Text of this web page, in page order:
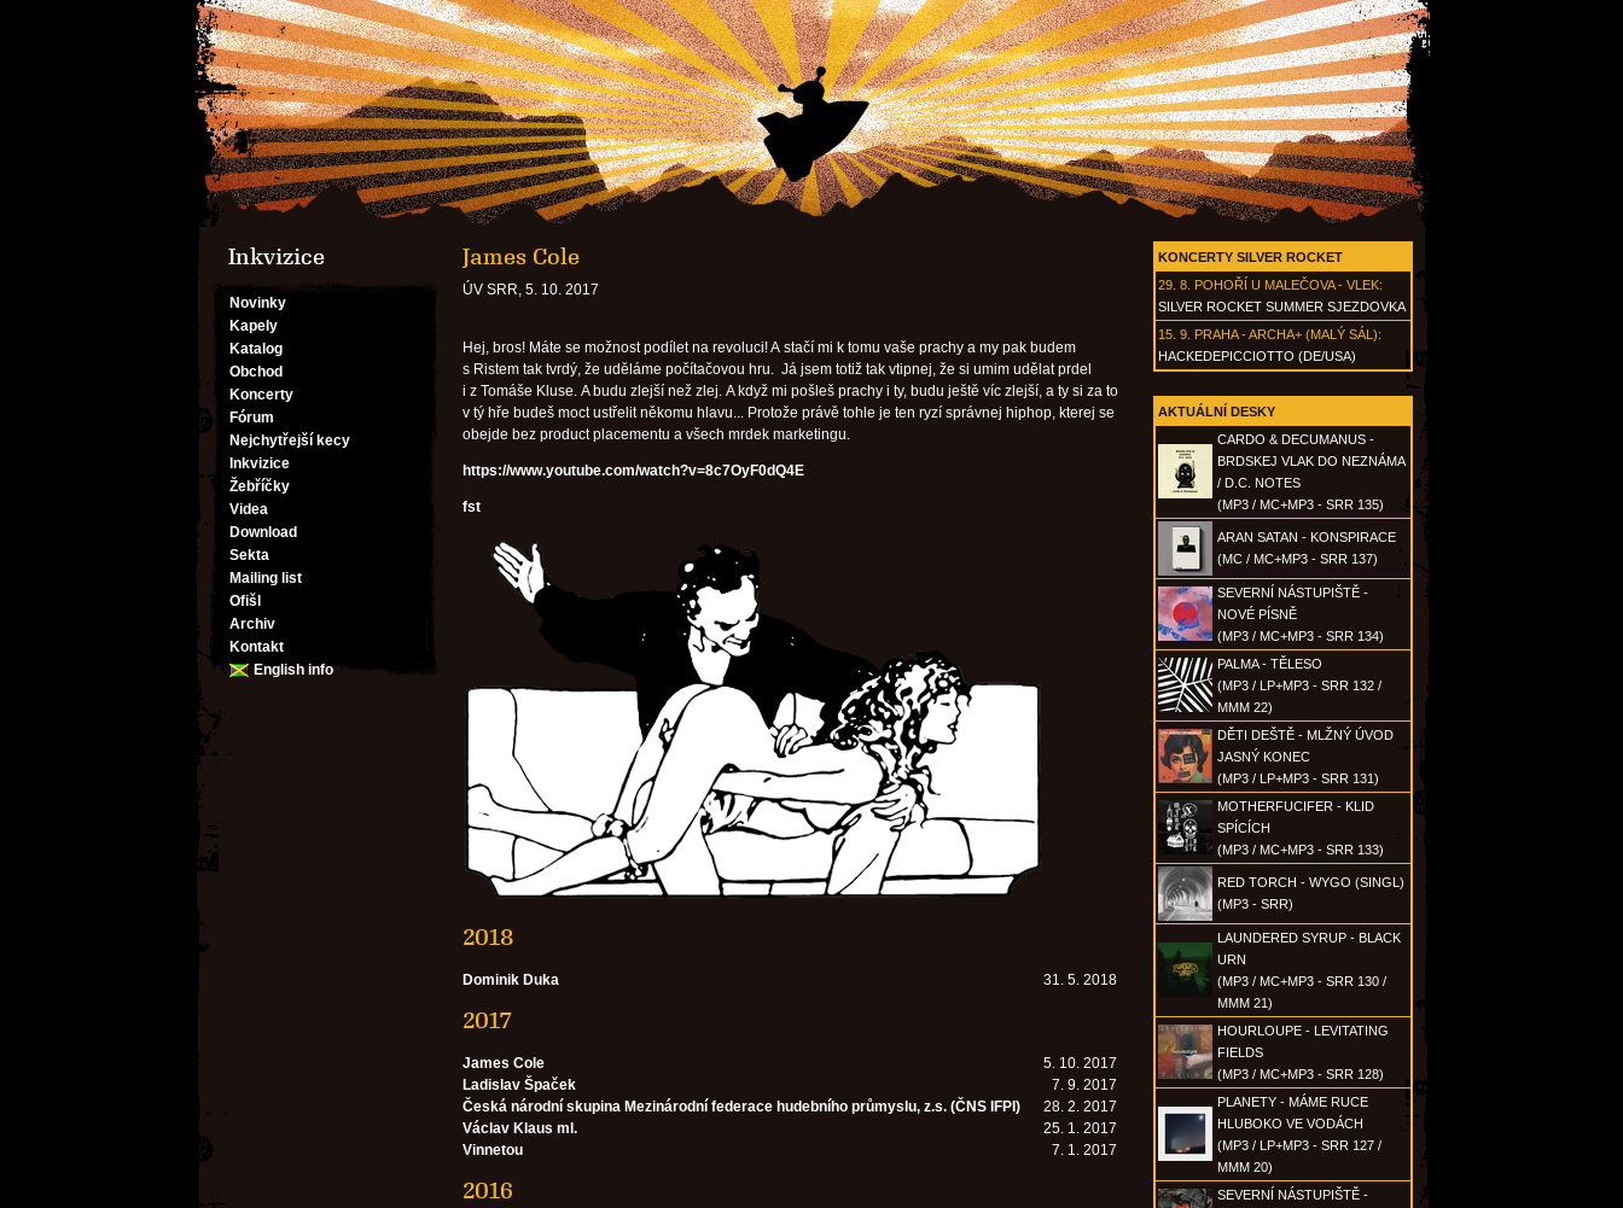
Inkvizice
Novinky
Kapely
Katalog
Obchod
Koncerty
Fórum
Nejchytřejší kecy
Inkvizice
Žebříčky
Videa
Download
Sekta
Mailing list
Ofišl
Archiv
Kontakt
English info
KONCERTY SILVER ROCKET
29. 8. POHOŘÍ U MALEČOVA - VLEK:
SILVER ROCKET SUMMER SJEZDOVKA
15. 9. PRAHA - ARCHA+ (MALÝ SÁL):
HACKEDEPICCIOTTO (DE/USA)
AKTUÁLNÍ DESKY
CARDO & DECUMANUS -
BRDSKEJ VLAK DO NEZNÁMA
/ D.C. NOTES
(MP3 / MC+MP3 - SRR 135)
ARAN SATAN - KONSPIRACE
(MC / MC+MP3 - SRR 137)
SEVERNÍ NÁSTUPIŠTĚ -
NOVÉ PÍSNĚ
(MP3 / MC+MP3 - SRR 134)
PALMA - TĚLESO
(MP3 / LP+MP3 - SRR 132 /
MMM 22)
DĚTI DEŠTĚ - MLŽNÝ ÚVOD
JASNÝ KONEC
(MP3 / LP+MP3 - SRR 131)
MOTHERFUCIFER - KLID
SPÍCÍCH
(MP3 / MC+MP3 - SRR 133)
RED TORCH - WYGO (SINGL)
(MP3 - SRR)
LAUNDERED SYRUP - BLACK
URN
(MP3 / MC+MP3 - SRR 130 /
MMM 21)
HOURLOUPE - LEVITATING
FIELDS
(MP3 / MC+MP3 - SRR 128)
PLANETY - MÁME RUCE
HLUBOKO VE VODÁCH
(MP3 / LP+MP3 - SRR 127 /
MMM 20)
SEVERNÍ NÁSTUPIŠTĚ -
James Cole
ÚV SRR, 5. 10. 2017
Hej, bros! Máte se možnost podílet na revoluci! A stačí mi k tomu vaše prachy a my pak budem
s Ristem tak tvrdý, že uděláme počítačovou hru. Já jsem totiž tak vtipnej, že si umim udělat prdel
i z Tomáše Kluse. A budu zlejší než zlej. A když mi pošleš prachy i ty, budu ještě víc zlejší, a ty si za to
v tý hře budeš moct ustřelit někomu hlavu... Protože právě tohle je ten ryzí správnej hiphop, kterej se
obejde bez product placementu a všech mrdek marketingu.
https://www.youtube.com/watch?v=8c7OyF0dQ4E
fst
2018
Dominik Duka 31. 5. 2018
2017
James Cole
5. 10. 2017
Ladislav Špaček
7. 9. 2017
Česká národní skupina Mezinárodní federace hudebního průmyslu, z.s. (ČNS IFPI)
28. 2. 2017
Václav Klaus ml.
25. 1. 2017
Vinnetou
7. 1. 2017
2016